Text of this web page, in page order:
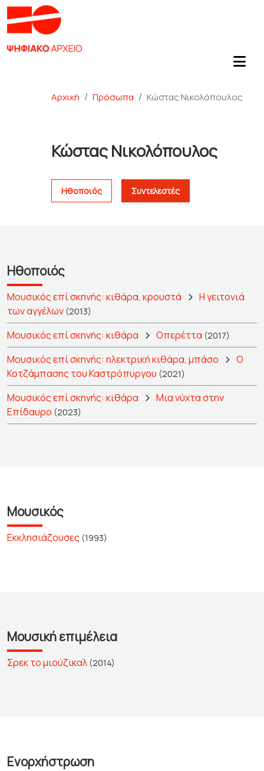
Αρχική Πρόσωπα Κώστας Νικολόπουλος
Κώστας Νικολόπουλος
Ηθοποιός Συντελεστές
Ηθοποιός
Μουσικός επί σκηνής: κιθάρα, κρουστά
Η γειτονιά
των αγγέλων (2013)
Μουσικός επί σκηνής: κιθάρα Οπερέττα (2017)
Μουσικός επί σκηνής: ηλεκτρική κιθάρα, μπάσο
Ο
Κοτζάμπασης του Καστρόπυργου (2021)
Μουσικός επί σκηνής: κιθάρα
Μια νύχτα στην
Επίδαυρο (2023)
Μουσικός
Εκκλησιάζουσες (1993)
Μουσική επιμέλεια
Σρεκ το μιούζικαλ (2014)
Ενορχήστρωση